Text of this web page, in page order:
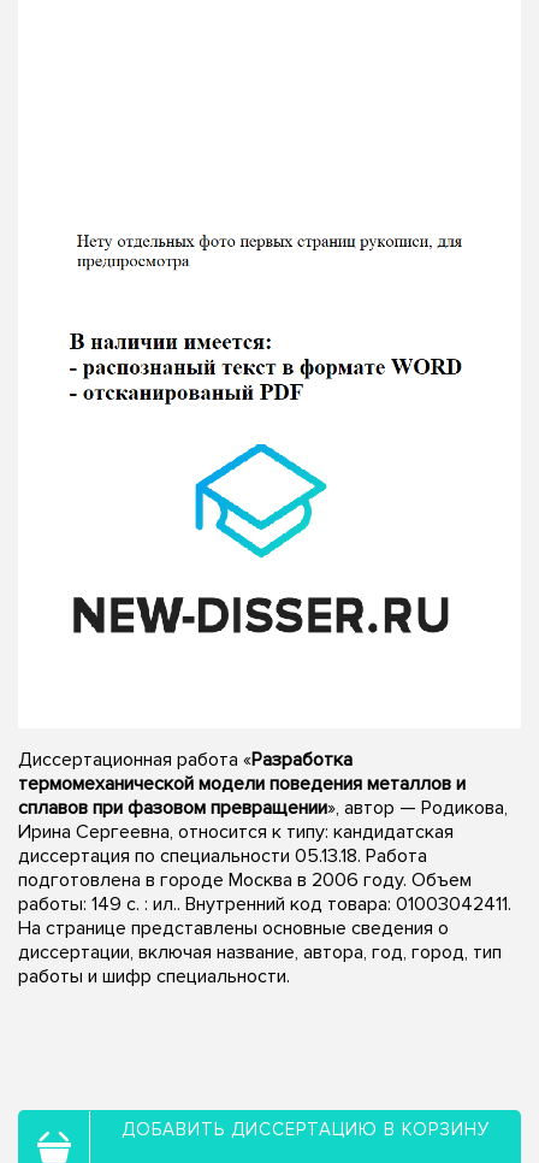
Диссертационная работа «Разработка
термомеханической модели поведения металлов и
сплавов при фазовом превращении», автор — Родикова,
Ирина Сергеевна, относится к типу: кандидатская
диссертация по специальности 05.13.18. Работа
подготовлена в городе Москва в 2006 году. Объем
работы: 149 с. : ил.. Внутренний код товара: 01003042411.
На странице представлены основные сведения о
диссертации, включая название, автора, год, город, тип
работы и шифр специальности.
ДОБАВИТЬ ДИССЕРТАЦИЮ В КОРЗИНУ